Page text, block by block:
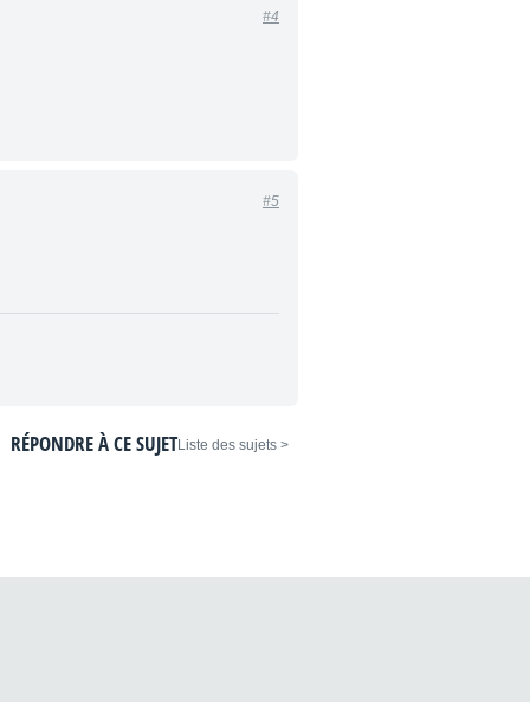
#4
#5
< Liste des sujets
RÉPONDRE À CE SUJET